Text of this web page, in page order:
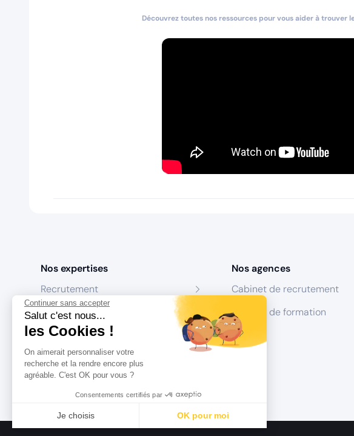
Continuer sans accepter
Salut c'est nous...
les Cookies !
On aimerait personnaliser votre
recherche et la rendre encore plus
agréable. C'est OK pour vous ?
Consentements certifiés par
Je choisis OK pour moi
Découvrez toutes nos ressources pour vous aider à trouver
Nos expertises
Recrutement
Formation
Coaching
Conseil
Nos agences
Cabinet de recrutement
Centres de formation